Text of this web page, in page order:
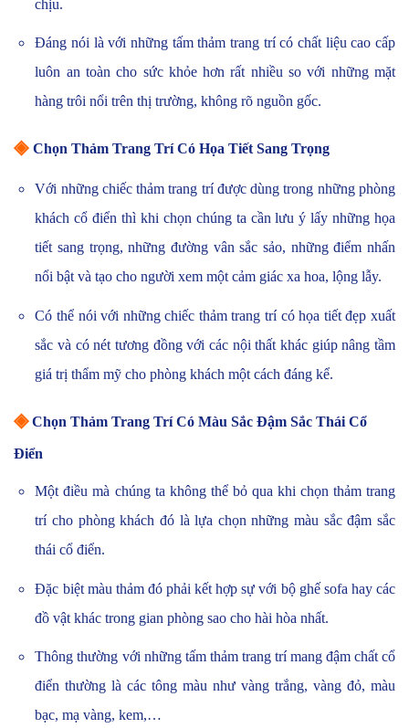
chịu.
Đáng nói là với những tấm thảm trang trí có chất liệu cao cấp
luôn an toàn cho sức khỏe hơn rất nhiều so với những mặt
hàng trôi nổi trên thị trường, không rõ nguồn gốc.
◈ Chọn Thảm Trang Trí Có Họa Tiết Sang Trọng
Với những chiếc thảm trang trí được dùng trong những phòng
khách cổ điển thì khi chọn chúng ta cần lưu ý lấy những họa
tiết sang trọng, những đường vân sắc sảo, những điểm nhấn
nổi bật và tạo cho người xem một cảm giác xa hoa, lộng lẫy.
Có thể nói với những chiếc thảm trang trí có họa tiết đẹp xuất
sắc và có nét tương đồng với các nội thất khác giúp nâng tầm
giá trị thẩm mỹ cho phòng khách một cách đáng kể.
◈ Chọn Thảm Trang Trí Có Màu Sắc Đậm Sắc Thái Cổ
Điển
Một điều mà chúng ta không thể bỏ qua khi chọn thảm trang
trí cho phòng khách đó là lựa chọn những màu sắc đậm sắc
thái cổ điển.
Đặc biệt màu thảm đó phải kết hợp sự với bộ ghế sofa hay các
đồ vật khác trong gian phòng sao cho hài hòa nhất.
Thông thường với những tấm thảm trang trí mang đậm chất cổ
điển thường là các tông màu như vàng trắng, vàng đỏ, màu
bạc, mạ vàng, kem,…